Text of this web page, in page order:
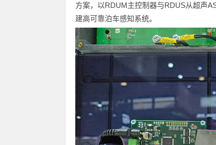
方案，以RDUM主控制器与RDUS从超声
建高可靠泊车感知系统。